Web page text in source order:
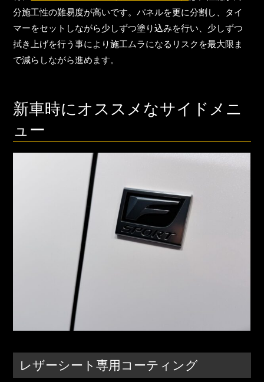
分施工性の難易度が高いです。パネルを更に分割し、タイ
マーをセットしながら少しずつ塗り込みを行い、少しずつ
拭き上げを行う事により施工ムラになるリスクを最大限ま
で減らしながら進めます。
新車時にオススメなサイドメニ
ュー
レザーシート専用コーティング